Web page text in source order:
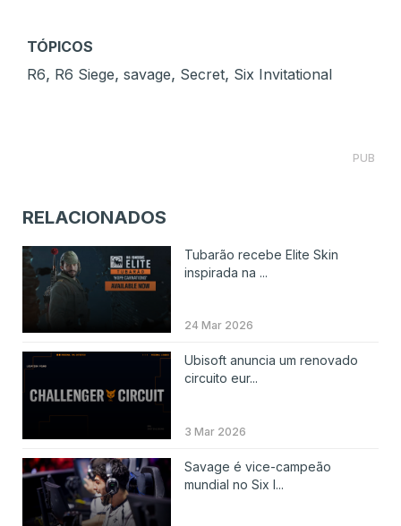
TÓPICOS
R6, R6 Siege, savage, Secret, Six Invitational
PUB
RELACIONADOS
Tubarão recebe Elite Skin
inspirada na ...
24 Mar 2026
Ubisoft anuncia um renovado
circuito eur...
3 Mar 2026
Savage é vice-campeão
mundial no Six I...